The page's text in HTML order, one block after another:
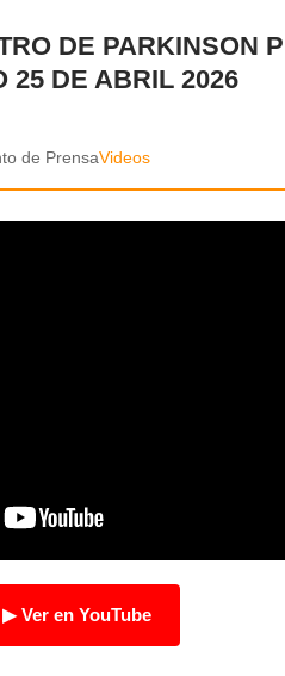
✕
DE PARKINSON
25 DE ABRIL 2026
de PrensaVideos
▶ Ver en YouTube